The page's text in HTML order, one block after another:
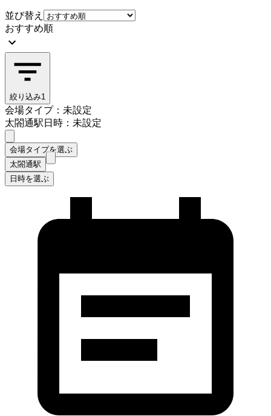
並び替え
おすすめ順
絞り込み1
会場タイプ：未設定
太閤通駅日時：未設定
会場タイプを選ぶ
太閤通駅
日時を選ぶ